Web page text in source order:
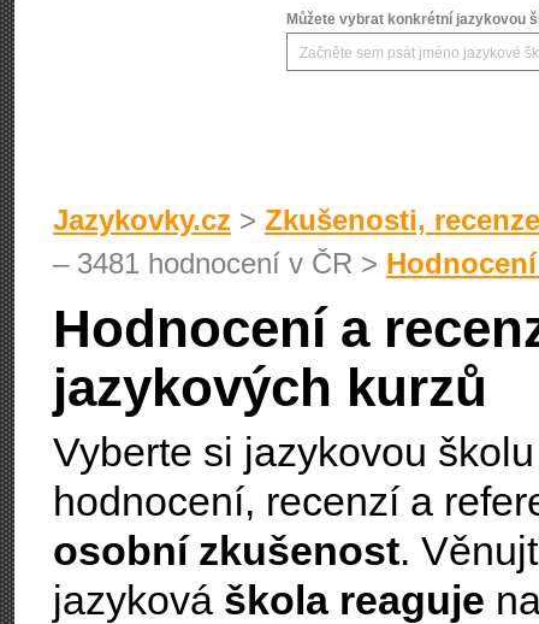
Můžete vybrat konkrétní jazykovou
Jazykovky.cz > Zkušenosti,
– 3481 hodnocení v ČR >
Hodnocení a
jazykových kurzů
Vyberte si jazykovou
hodnocení, recenzí a
osobní zkušenost.
jazyková škola reaguje